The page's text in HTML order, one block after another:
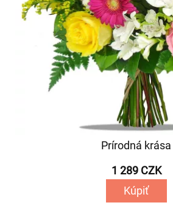
Prírodná krása
1 289 CZK
Kúpiť